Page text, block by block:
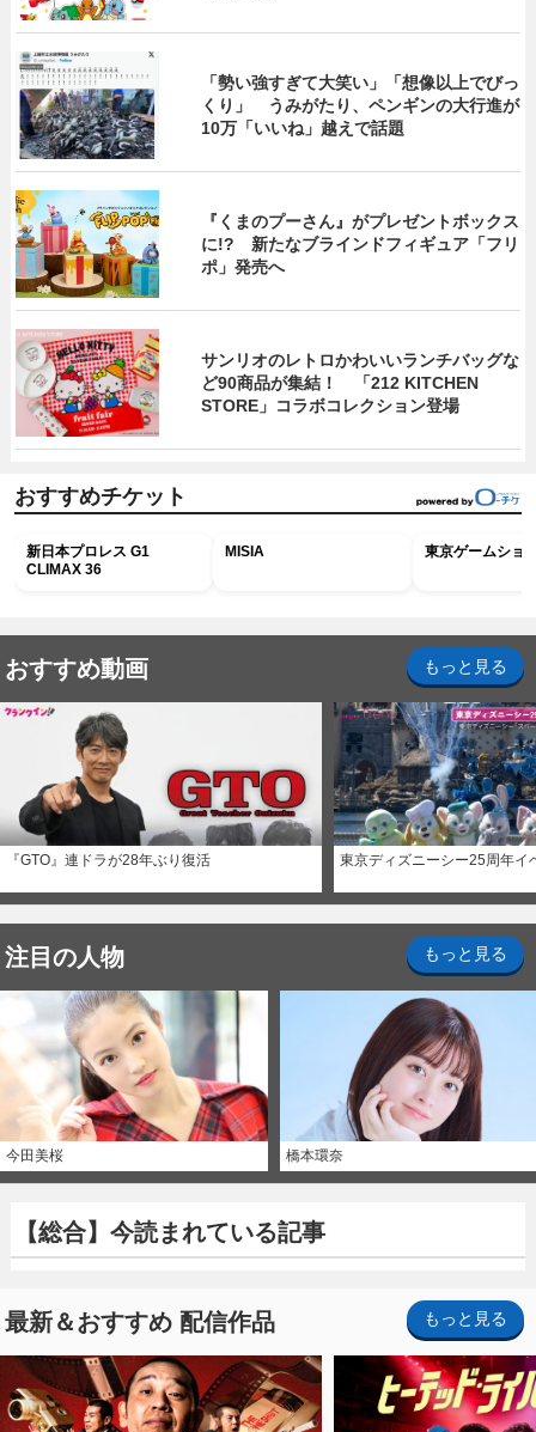
「勢い強すぎて大笑い」「想像以上でびっ
くり」 うみがたり、ペンギンの大行進が
10万「いいね」越えで話題
『くまのプーさん』がプレゼントボックス
に!? 新たなブラインドフィギュア「フリ
ポ」発売へ
サンリオのレトロかわいいランチバッグな
ど90商品が集結！ 「212 KITCHEN
STORE」コラボコレクション登場
おすすめチケット
新日本プロレス G1
CLIMAX 36
MISIA 東京ゲームショ
おすすめ動画 もっと見る
『GTO』連ドラが28年ぶり復活 東京ディズニーシー25周年イ
注目の人物 もっと見る
今田美桜 橋本環奈
【総合】今読まれている記事
最新＆おすすめ 配信作品 もっと見る